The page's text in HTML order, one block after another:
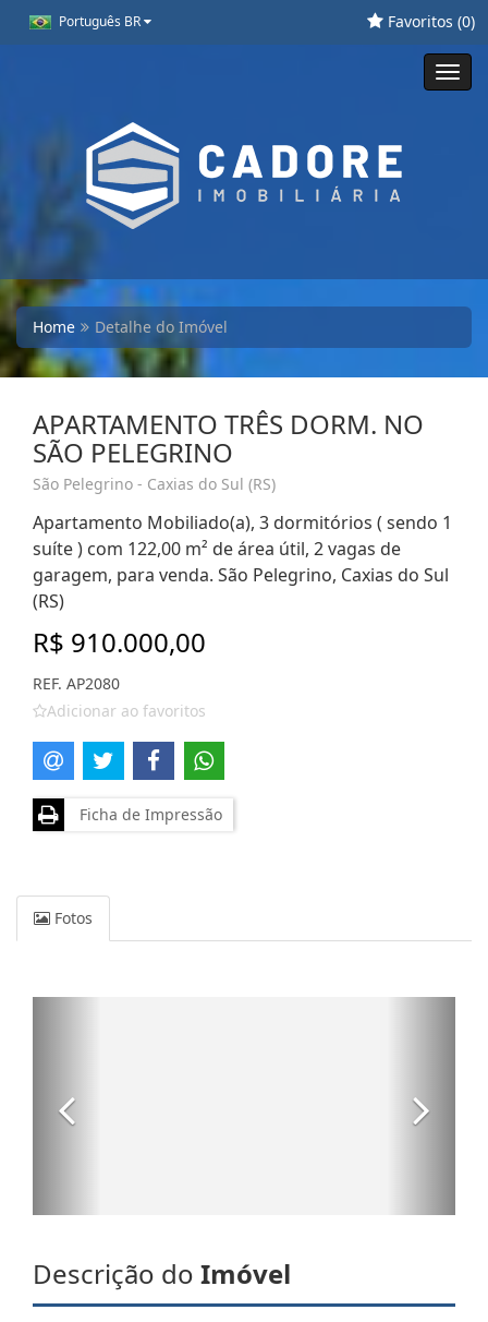
Português BR Favoritos (0)
Home Detalhe do Imóvel
APARTAMENTO TRÊS DORM. NO
SÃO PELEGRINO
São Pelegrino - Caxias do Sul (RS)
Apartamento Mobiliado(a), 3 dormitórios ( sendo 1
suíte ) com 122,00 m² de área útil, 2 vagas de
garagem, para venda. São Pelegrino, Caxias do Sul
(RS)
R$ 910.000,00
REF. AP2080
Adicionar ao favoritos
Ficha de Impressão
Fotos
Descrição do Imóvel